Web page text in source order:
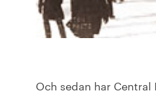
Och sedan har